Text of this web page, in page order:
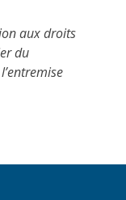
aux droits
du